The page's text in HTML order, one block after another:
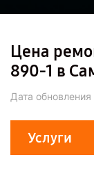
Цена
890-1 в
Дата обновления
Услуги